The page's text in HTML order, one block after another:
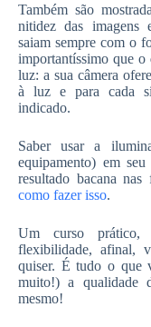
Também são
nitidez das imagens
saiam sempre com o
importantíssimo que o
luz: a sua câmera
à luz e para cada
indicado.
Saber usar a
equipamento) em
resultado bacana nas
como fazer isso.
Um curso
flexibilidade, afinal,
quiser. É tudo o que
muito!) a qualidade
mesmo!